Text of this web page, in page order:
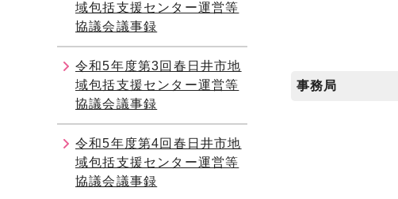
事務局
域包括支援センター運営等
協議会議事録
令和5年度第3回春日井市地
域包括支援センター運営等
協議会議事録
令和5年度第4回春日井市地
域包括支援センター運営等
協議会議事録